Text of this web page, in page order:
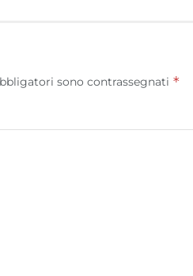
sono contrassegnati *